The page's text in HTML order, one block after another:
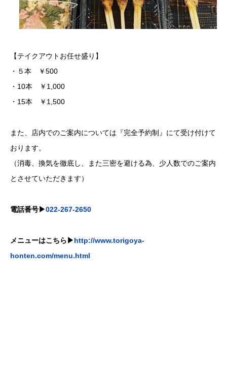
【テイクアウトお任せ盛り】
・５本 ￥500
・10本 ￥1,000
・15本 ￥1,500
また、店内でのご案内については『完全予約制』にて受け付けて
おります。
（消毒、換気を徹底し、また三密を避ける為、少人数でのご案内
とさせていただきます）
電話番号▶︎022-267-2650
メニューはこちら▶︎http://www.torigoya-
honten.com/menu.html